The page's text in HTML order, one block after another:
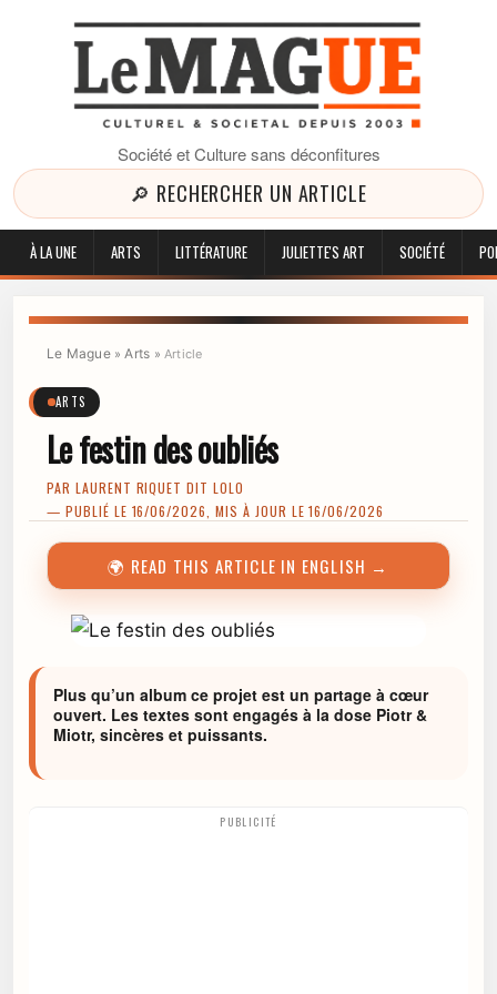
Société et Culture sans déconfitures
🔎 RECHERCHER UN ARTICLE
À LA UNE ARTS LITTÉRATURE JULIETTE'S ART SOCIÉTÉ
Le Mague»Arts » Article
ARTS
Le festin des oubliés
PAR LAURENT RIQUET DIT LOLO
— PUBLIÉ LE 16/06/2026, MIS À JOUR LE 16/06/2026
🌍 READ THIS ARTICLE IN ENGLISH →
Plus qu’un album ce projet est un partage à cœur
ouvert. Les textes sont engagés à la dose Piotr &
Miotr, sincères et puissants.
PUBLICITÉ